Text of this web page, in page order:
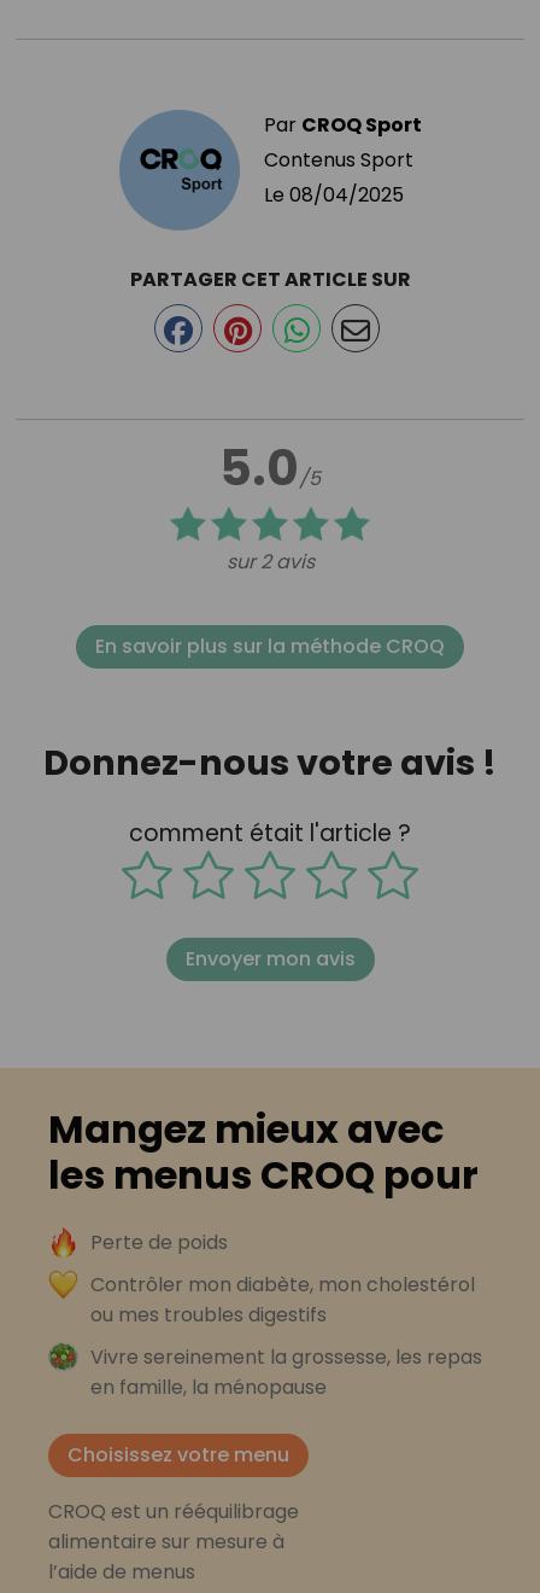
Par CROQ Sport
Contenus Sport
Le 08/04/2025
5.0/5
sur 2 avis
PARTAGER CET ARTICLE SUR
En savoir plus sur la méthode CROQ
Donnez-nous votre avis !
comment était l'article ?
Envoyer mon avis
Mangez mieux avec
les menus CROQ pour
Perte de poids
Contrôler mon diabète, mon cholestérol
ou mes troubles digestifs
Vivre sereinement la grossesse, les repas
en famille, la ménopause
Choisissez votre menu
CROQ est un rééquilibrage
alimentaire sur mesure à
l’aide de menus